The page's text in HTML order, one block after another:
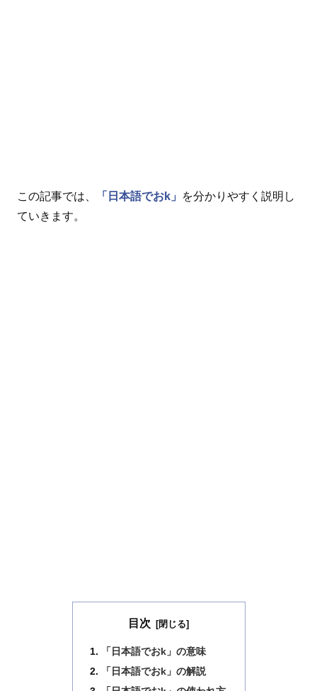
この記事では、 「日本語でおk」
を分かりやすく説明し
ていきます。
目次
「日本語でおk」の意味
「日本語でおk」の解説